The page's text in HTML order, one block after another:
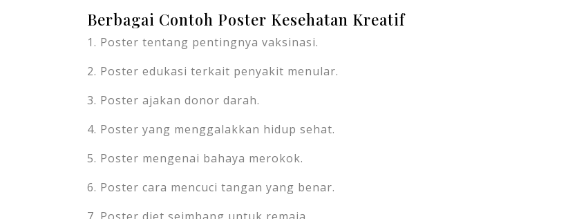
Berbagai Contoh Poster Kesehatan Kreatif
1. Poster tentang pentingnya vaksinasi.
2. Poster edukasi terkait penyakit menular.
3. Poster ajakan donor darah.
4. Poster yang menggalakkan hidup sehat.
5. Poster mengenai bahaya merokok.
6. Poster cara mencuci tangan yang benar.